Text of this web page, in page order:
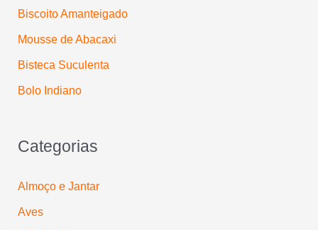
r
:
Biscoito Amanteigado
Mousse de Abacaxi
Bisteca Suculenta
Bolo Indiano
Categorias
Almoço e Jantar
Aves